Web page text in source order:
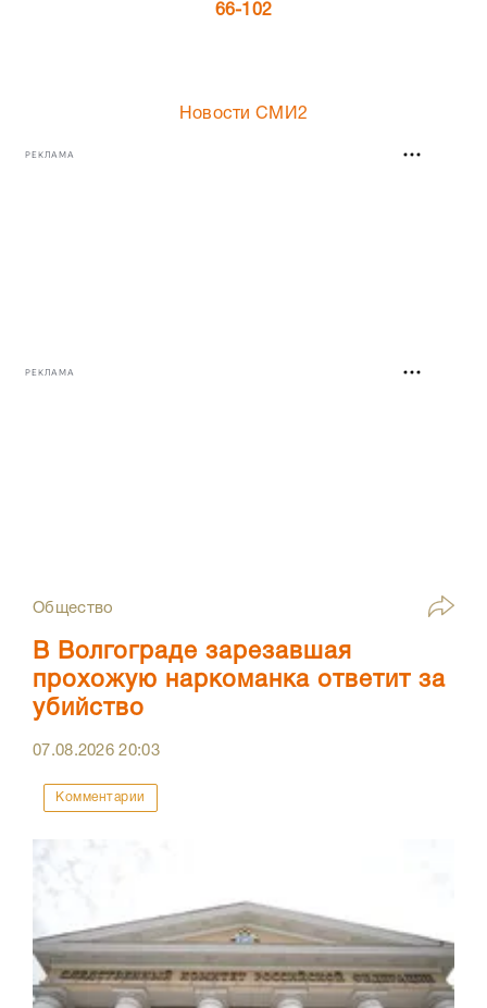
66-102
Новости СМИ2
РЕКЛАМА
РЕКЛАМА
Общество
В Волгограде зарезавшая
прохожую наркоманка ответит за
убийство
07.08.202620:03
Комментарии